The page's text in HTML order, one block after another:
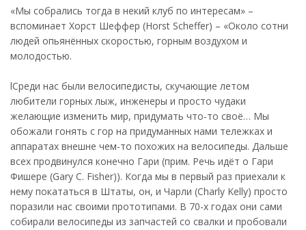
«Мы собрались тогда в некий клуб по интересам» –
вспоминает Хорст Шеффер (Horst Scheffer) – «Около сотни
людей опьянённых скоростью, горным воздухом и
молодостью.
lСреди нас были велосипедисты, скучающие летом
любители горных лыж, инженеры и просто чудаки
желающие изменить мир, придумать что-то своё… Мы
обожали гонять с гор на придуманных нами тележках и
аппаратах внешне чем-то похожих на велосипеды. Дальше
всех продвинулся конечно Гари (прим. Речь идёт о Гари
Фишере (Gary C. Fisher)). Когда мы в первый раз приехали к
нему покататься в Штаты, он, и Чарли (Charly Kelly) просто
поразили нас своими прототипами. В 70-х годах они сами
собирали велосипеды из запчастей со свалки и пробовали